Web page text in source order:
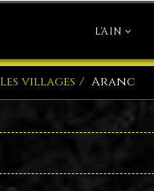
L'AIN
Les villages Aranc